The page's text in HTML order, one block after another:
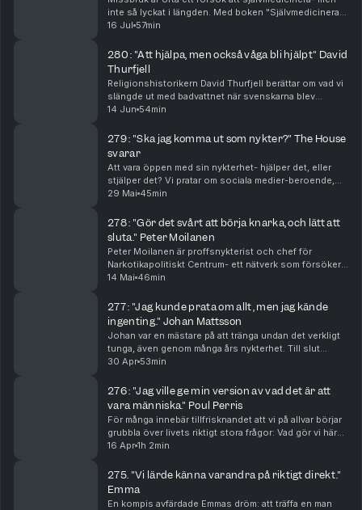
inte så lyckat i längden. Med boken "Självmedicinera
din hjärna" laddar neuropsykologen Gabriella
16 Jul 57min
280 : "Att hjälpa, men också våga bli hjälpt" David
Thurfjell
Religionshistorikern David Thurfjell berättar om vad vi
slängde ut med badvattnet när svenskarna blev
världens mest sekulariserade folk, och kommer med
14 Jun 54min
279 : "Ska jag komma ut som nykter?" The House
svarar
Att vara öppen med sin nykterhet- hjälper det, eller
stjälper det? Vi pratar om sociala medier-beroende,
den specifika substansen cocaetyl och en smart grej
29 Mai 45min
278 : "Gör det svårt att börja knarka, och lätt att
sluta." Peter Moilanen
Peter Moilanen är proffsnykterist och chef för
Narkotikapolitiskt Centrum- ett nätverk som försöker
påverka narkotikapolitiken i en mänskligare, mer
14 Mai 46min
277 : "Jag kunde prata om allt, men jag kände
ingenting." Johan Mattsson
Johan var en mästare på att tränga undan det verkligt
tunga, även genom många års nykterhet. Till slut
funkade det inte längre. Tack vare mod, tillit och en
30 Apr 53min
276 : "Jag ville ge min version av vad det är att
vara människa." Poul Perris
För många innebär tillfrisknandet att vi på allvar börjar
grubbla över livets riktigt stora frågor: Vad gör vi här?
Varför? Och vad finns egentligen, utöver det vi kan se
16 Apr 1h 2min
275. "Vi lärde känna varandra på riktigt direkt."
Emma
En kompis avfärdade Emmas dröm: att träffa en man